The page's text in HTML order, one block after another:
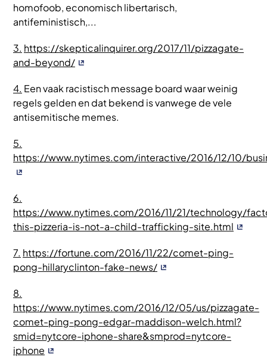
homofoob, economisch libertarisch,
antifeministisch,...
3. https://skepticalinquirer.org/2017/11/pizzagate-
and-beyond/
4. Een vaak racistisch message board waar weinig
regels gelden en dat bekend is vanwege de vele
antisemitische memes.
5.
https://www.nytimes.com/interactive/2016/12/10/
6.
https://www.nytimes.com/2016/11/21/technology/
this-pizzeria-is-not-a-child-trafficking-site.html
7. https://fortune.com/2016/11/22/comet-ping-
pong-hillaryclinton-fake-news/
8.
https://www.nytimes.com/2016/12/05/us/pizzagate-
comet-ping-pong-edgar-maddison-welch.html?
smid=nytcore-iphone-share&smprod=nytcore-
iphone